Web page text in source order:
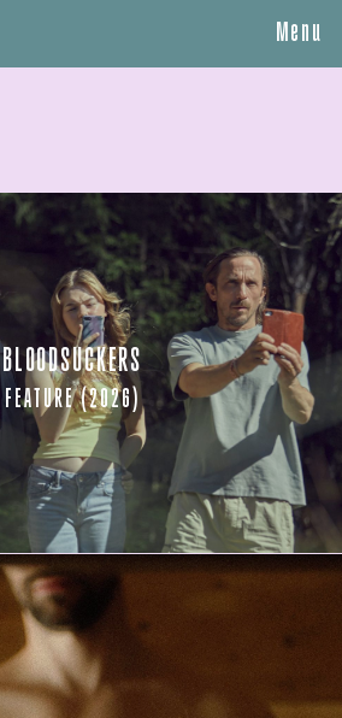
Menu
BLOODSUCKERS
FEATURE (2026)